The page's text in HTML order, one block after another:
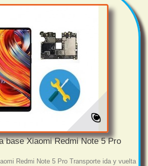
base Xiaomi Redmi Note 5 Pro
Redmi Note 5 Pro Transporte ida y vuelta